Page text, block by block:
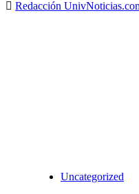
Redacción
Uncategorized